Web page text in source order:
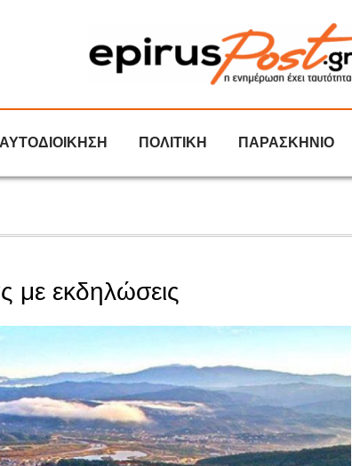
ΑΥΤΟΔΙΟΙΚΗΣΗ ΠΟΛΙΤΙΚΗ ΠΑΡΑΣΚΗΝΙΟ
με εκδηλώσεις